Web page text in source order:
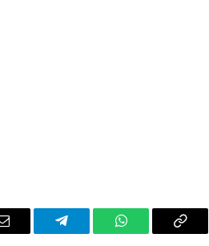
Email Telegram WhatsAppCopia